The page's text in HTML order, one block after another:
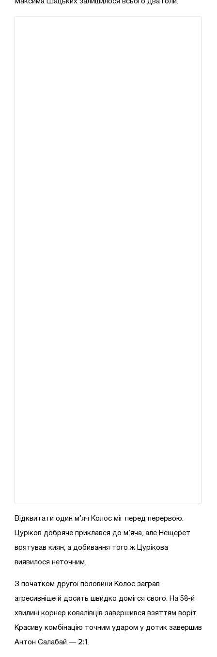
Відквитати один м’яч Колос міг перед перервою.
Цуріков добряче приклався до м’яча, але Нещерет
врятував киян, а добивання того ж Цурікова
виявилося неточним.
З початком другої половини Колос заграв
агресивніше й досить швидко домігся свого. На 58-й
хвилині корнер ковалівців завершився взяттям воріт.
Красиву комбінацію точним ударом у дотик завершив
Антон Салабай — 2:1